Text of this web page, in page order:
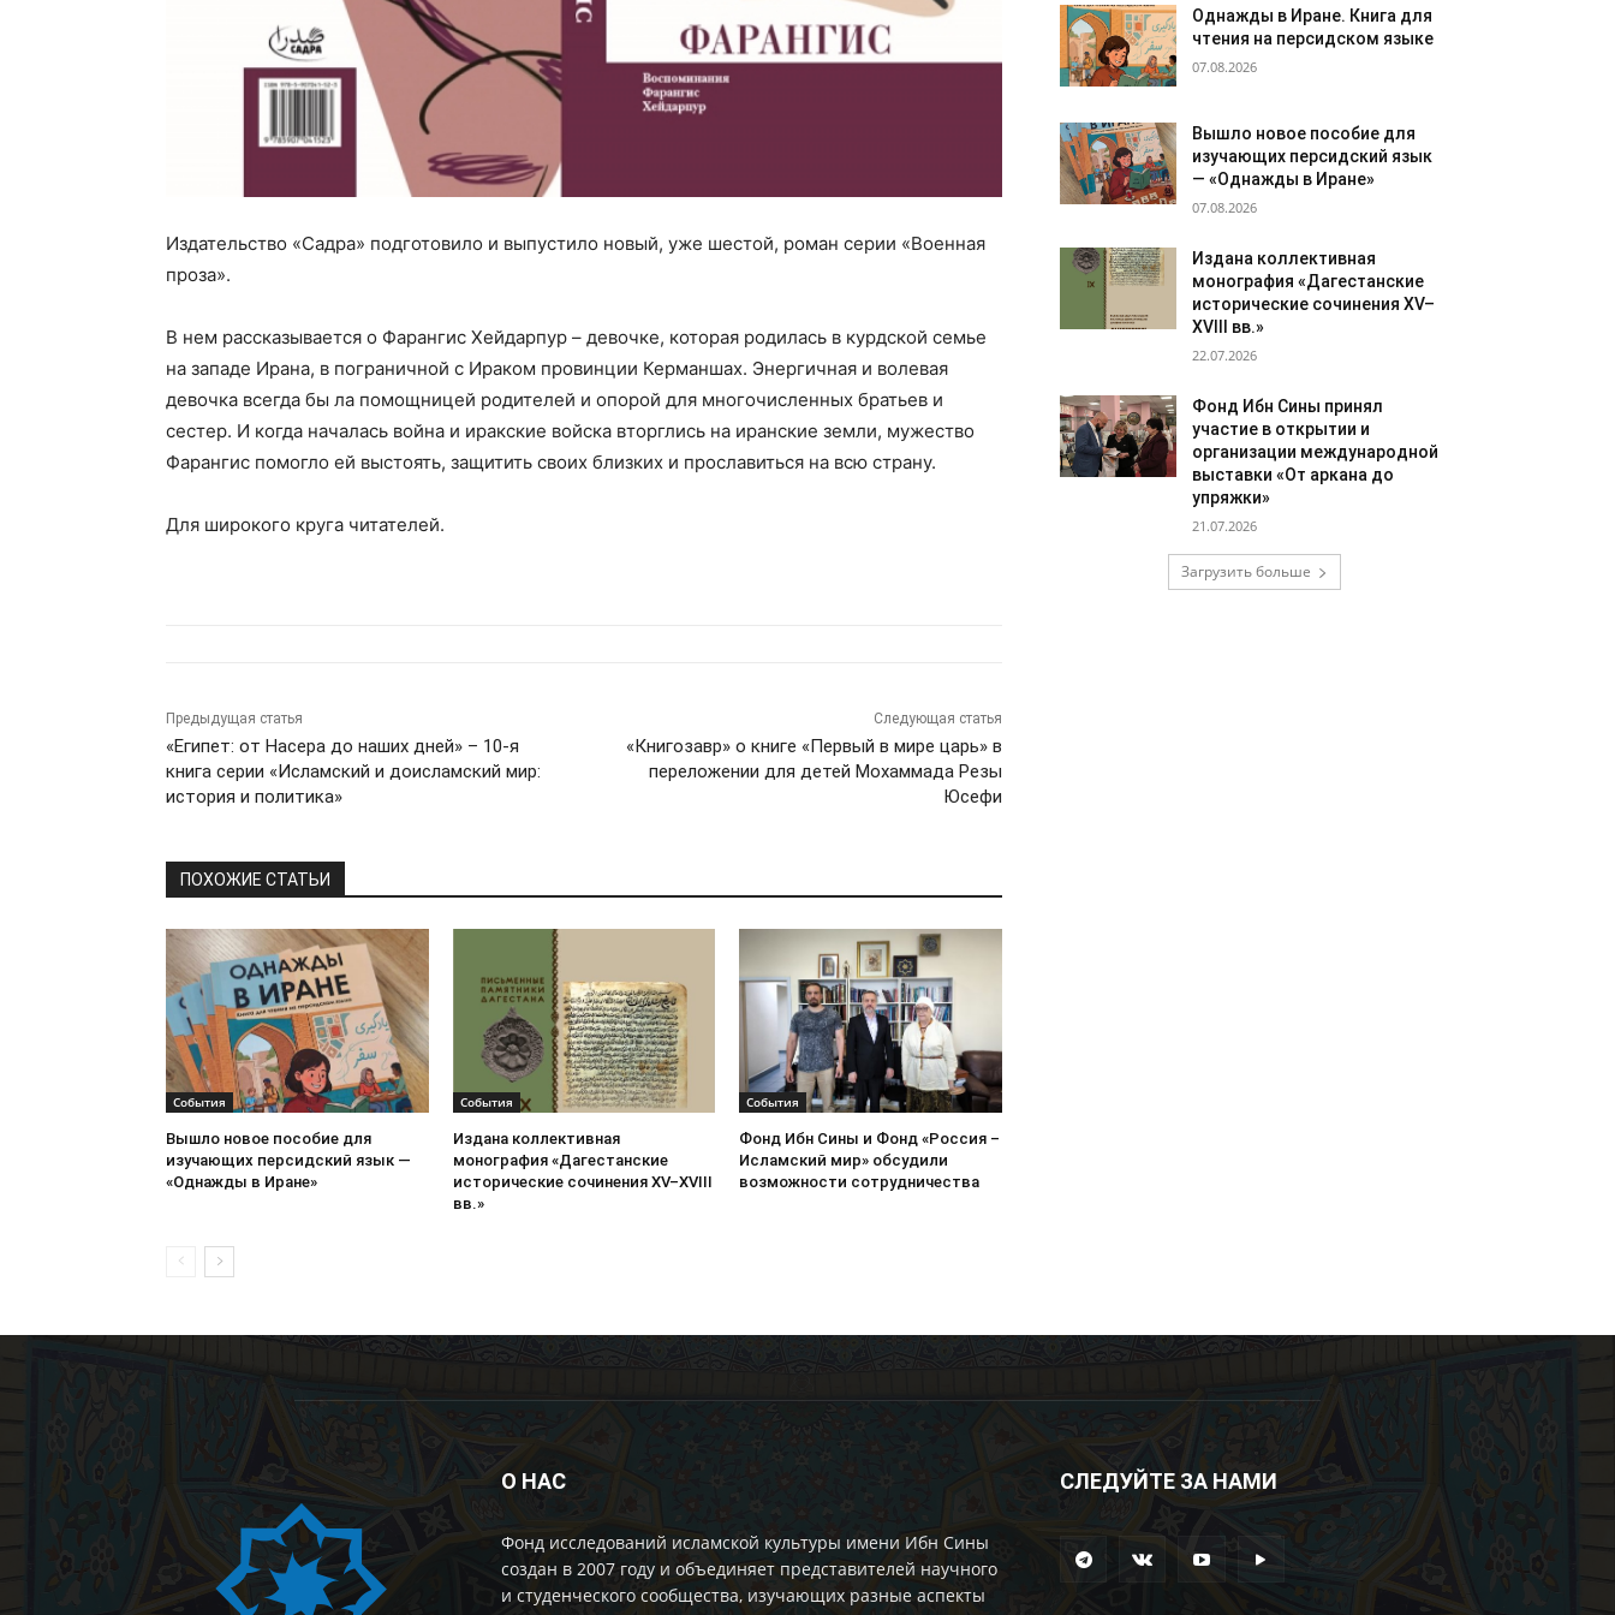
Издательство «Садра» подготовило и выпустило новый, уже шестой, роман серии «Военная
проза».
В нем рассказывается о Фарангис Хейдарпур – девочке, которая родилась в курдской семье
на западе Ирана, в пограничной с Ираком провинции Керманшах. Энергичная и волевая
девочка всегда бы ла помощницей родителей и опорой для многочисленных братьев и
сестер. И когда началась война и иракские войска вторглись на иранские земли, мужество
Фарангис помогло ей выстоять, защитить своих близких и прославиться на всю страну.
Для широкого круга читателей.
Предыдущая статья
«Египет: от Насера до наших дней» – 10-я
книга серии «Исламский и доисламский мир:
история и политика»
Следующая статья
«Книгозавр» о книге «Первый в мире царь» в
переложении для детей Мохаммада Резы
Юсефи
ПОХОЖИЕ СТАТЬИ
События
Вышло новое пособие для
изучающих персидский язык —
«Однажды в Иране»
События
Издана коллективная
монография «Дагестанские
исторические сочинения XV–XVIII
вв.»
События
Фонд Ибн Сины и Фонд «Россия –
Исламский мир» обсудили
возможности сотрудничества
Однажды в Иране. Книга для
чтения на персидском языке
07.08.2026
Вышло новое пособие для
изучающих персидский язык
— «Однажды в Иране»
07.08.2026
Издана коллективная
монография «Дагестанские
исторические сочинения XV–
XVIII вв.»
22.07.2026
Фонд Ибн Сины принял
участие в открытии и
организации международной
выставки «От аркана до
упряжки»
21.07.2026
Загрузить больше
О НАС
Фонд исследований исламской культуры имени Ибн Сины
создан в 2007 году и объединяет представителей научного
и студенческого сообщества, изучающих разные аспекты
СЛЕДУЙТЕ ЗА НАМИ